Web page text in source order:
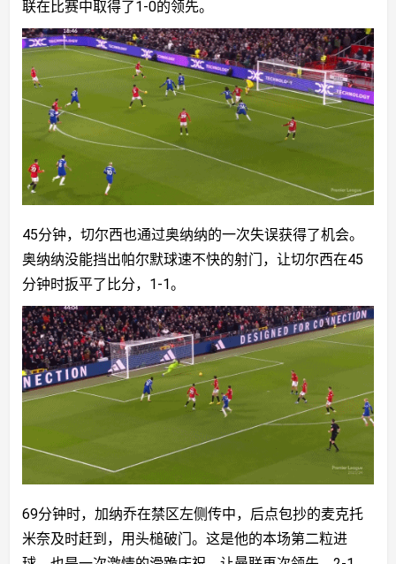
联在比赛中取得了1-0的领先。
45分钟，切尔西也通过奥纳纳的一次失误获得了机会。
奥纳纳没能挡出帕尔默球速不快的射门，让切尔西在45
分钟时扳平了比分，1-1。
69分钟时，加纳乔在禁区左侧传中，后点包抄的麦克托
米奈及时赶到，用头槌破门。这是他的本场第二粒进